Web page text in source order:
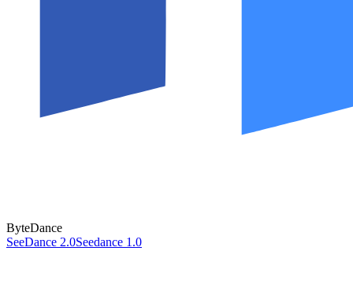
ByteDance
SeeDance 2.0Seedance 1.0